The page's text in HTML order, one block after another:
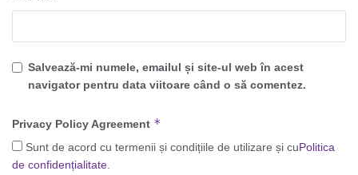
Salvează-mi numele, emailul și site-ul web în acest
navigator pentru data viitoare când o să comentez.
Privacy Policy Agreement *
Sunt de acord cu termenii și condițiile de utilizare și cuPolitica
de confidențialitate